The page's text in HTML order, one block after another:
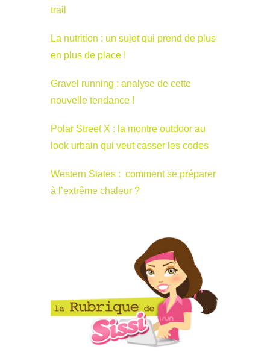
trail
La nutrition : un sujet qui prend de plus
en plus de place !
Gravel running : analyse de cette
nouvelle tendance !
Polar Street X : la montre outdoor au
look urbain qui veut casser les codes
Western States : comment se préparer
à l’extrême chaleur ?